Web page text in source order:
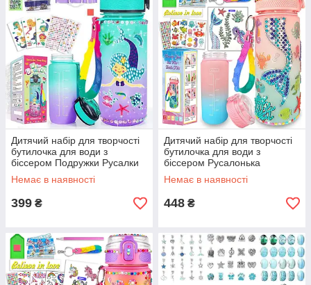
Дитячий набір для творчості
бутилочка для води з
біссером Подружки Русалки
Немає в наявності
399 ₴
Дитячий набір для творчості
бутилочка для води з
біссером Русалонька
Немає в наявності
448 ₴